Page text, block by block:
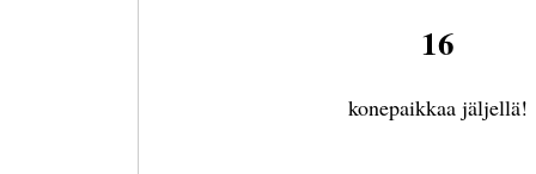
16
konepaikkaa jäljellä!